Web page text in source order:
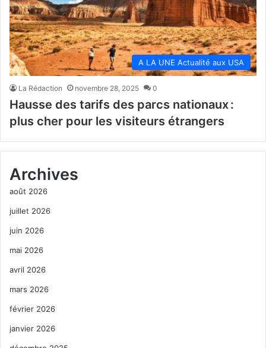
A LA UNE Actualité aux USA
La Rédaction novembre 28, 2025 0
Hausse des tarifs des parcs nationaux :
plus cher pour les visiteurs étrangers
Archives
août 2026
juillet 2026
juin 2026
mai 2026
avril 2026
mars 2026
février 2026
janvier 2026